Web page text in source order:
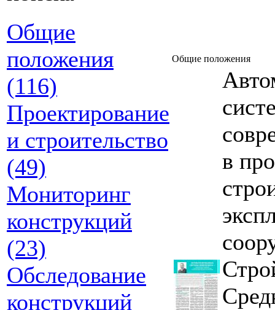
Общие
положения
(116)
Проектирование
и строительство
(49)
Мониторинг
конструкций
(23)
Обследование
конструкций
Общие положения
в